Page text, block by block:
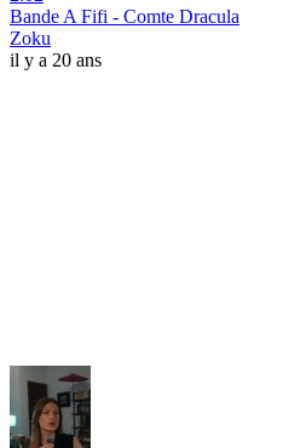
Bande A Fifi - Comte Dracula
Zoku
il y a 20 ans